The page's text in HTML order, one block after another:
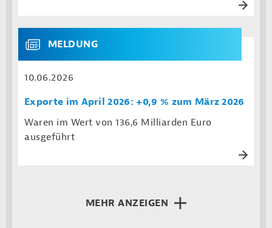
MELDUNG
10.06.2026
Exporte im April 2026: +0,9 % zum März 2026
Waren im Wert von 136,6 Milliarden Euro
ausgeführt
MEHR ANZEIGEN